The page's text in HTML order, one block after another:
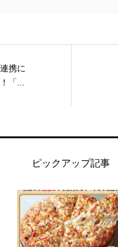
携に
「...
ピックアップ記事